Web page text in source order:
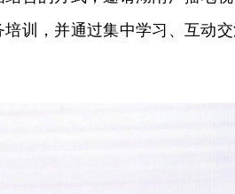
训，并通过集中学习、互动